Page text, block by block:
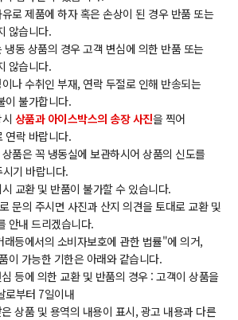
로 제품에 하자 혹은 손상이 된 경우 반품 또는
않습니다.
냉동 상품의 경우 고객 변심에 의한 반품 또는
않습니다.
나 수취인 부재, 연락 두절로 인해 반송되는
이 불가합니다.
상품과 아이스박스의 송장 사진을 찍어
연락 바랍니다.
품은 꼭 냉동실에 보관하시어 상품의 신도를
기 바랍니다.
교환 및 반품이 불가할 수 있습니다.
문의 주시면 사진과 산지 의견을 토대로 교환 및
안내 드리겠습니다.
등에서의 소비자보호에 관한 법률"에 의거,
이 가능한 기한은 아래와 같습니다.
등에 의한 교환 및 반품의 경우 : 고객이 상품을
로부터 7일이내
상품 및 용역의 내용이 표시, 광고 내용과 다른